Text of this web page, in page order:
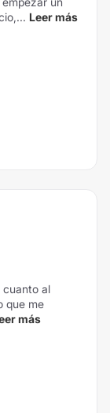
Leer más
cuanto al
que me
más